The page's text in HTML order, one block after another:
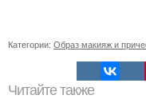
Категории: Образ макияж и
Читайте также